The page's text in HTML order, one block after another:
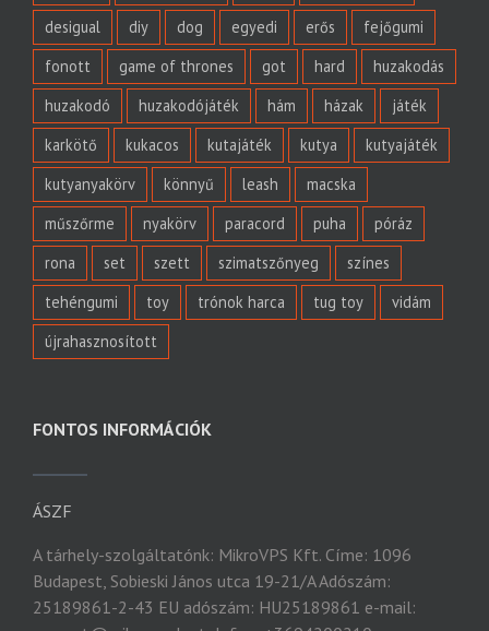
desigual
diy dog egyedi erős
fejőgumi
fonott
game of thrones got hard
huzakodás
huzakodó
huzakodójáték hám házak
játék
karkötő
kukacos kutajáték kutya
kutyajáték
kutyanyakörv
könnyű leash
macska
műszőrme
nyakörv paracord puha
póráz
rona
set szett szimatszőnyeg
színes
tehéngumi
toy trónok harca tug toy
vidám
újrahasznosított
FONTOS INFORMÁCIÓK
ÁSZF
A tárhely-szolgáltatónk: MikroVPS Kft. Címe: 1096
Budapest, Sobieski János utca 19-21/A Adószám:
25189861-2-43 EU adószám: HU25189861 e-mail: